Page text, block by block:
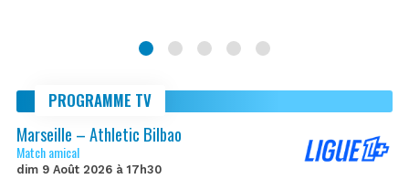
PROGRAMME TV
Marseille – Athletic Bilbao
Match amical
dim 9 Août 2026 à 17h30